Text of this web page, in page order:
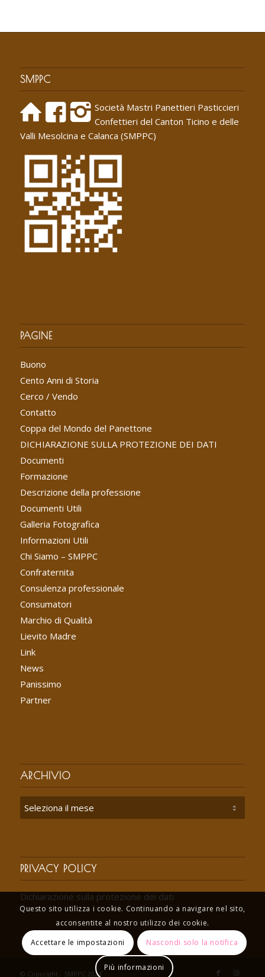
SMPPC
Società Mastri Panettieri Pasticcieri
Confettieri del Canton Ticino e delle
Valli Mesolcina e Calanca (SMPPC)
PAGINE
Buono
Cento Anni di Storia
Cerco / Vendo
Contatto
Coppa del Mondo del Panettone
DICHIARAZIONE SULLA PROTEZIONE DEI DATI
Documenti
Formazione
Descrizione della professione
Documenti Utili
Galleria Fotografica
Informazioni Utili
Chi Siamo – SMPPC
Confraternita
Consulenza professionale
Consumatori
Marchio di Qualità
Lievito Madre
Link
News
Panissimo
Partner
ARCHIVIO
PRIVACY POLICY
Dichiarazione sulla protezione dei dati
© Copyright - SMPPC 2024
Questo sito utilizza i cookie. Continuando a navigare nel sito,
acconsentite al nostro utilizzo dei cookie.
Accettare le impostazioni
Nascondi solo la notifica
Più informazioni